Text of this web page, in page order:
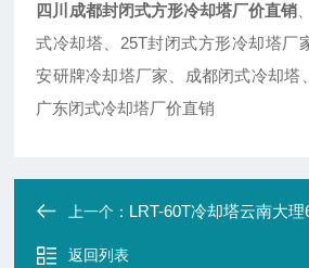
四川成都封闭式方形冷却塔厂价直销
式冷却塔、25T封闭式方形冷却塔厂
安研牌冷却塔厂家、成都闭式冷却塔
广东闭式冷却塔厂价直销
上一个： LRT-60T冷却塔云南大理60T钢
返回列表